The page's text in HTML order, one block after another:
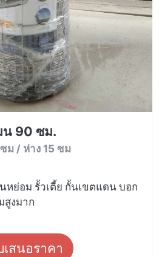
น 90 ซม.
ม / ห่าง 15 ซม
หย่อม รั้วเตี้ย กั้นเขตแดน บอก
สูงมาก
สนอราคา